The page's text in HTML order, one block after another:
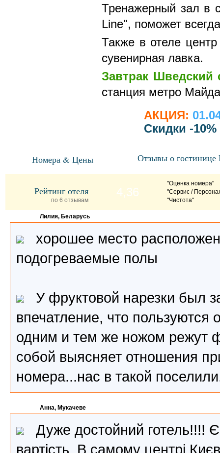
Тренажерный зал в
Line", поможет
Также в отеле
сувенирная лавка.
Завтрак Шведский
станция метро
АКЦИЯ:
Скидки -
Номера & Цены Отзывы о
Рейтинг отеля
по 6 отзывам
4,36
"Оценка номера"
"Сервис /
"Чистота"
Лилия, Беларусь
хорошее место
подогреваемые полы
У фруктовой нарезки был
впечатление, что пользуются
одним и тем же ножом режут
собой выясняет отношения
номера...нас в такой
Анна, Мукачеве
Дуже достойний готель!!!!
вартість. В самому центрі